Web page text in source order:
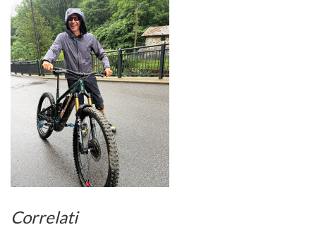
Correlati